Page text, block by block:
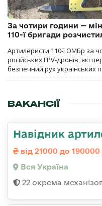
За чотири години —
110-ї бригади
Артилеристи 110-ї ОМБр за
російських FPV-дронів, які
безпечний рух українських
ВАКАНСІЇ
Навідник
від 21000 до 190000
Вся Україна
22 окрема